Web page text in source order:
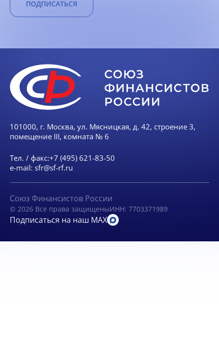
ПОДПИСАТЬСЯ
101000, г. Москва, ул. Мясницкая, д. 42, строение 3,
помещение III, комната № 6
Тел. / факс:+7 (495) 621-83-50
e-mail: sfr@sf-rf.ru
Союз Финансистов России
© 2026 Все права защищеныИНН: 7703371989
Подписаться на наш MAX